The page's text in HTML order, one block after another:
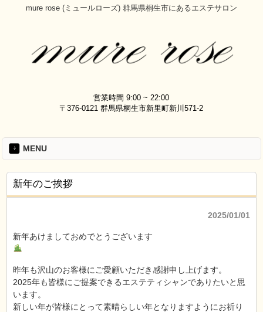
mure rose (ミュールローズ) 群馬県桐生市にあるエステサロン
営業時間 9:00 ~ 22:00
〒376-0121 群馬県桐生市新里町新川571-2
MENU
新年のご挨拶
2025/01/01
新年あけましておめでとうございます
昨年も沢山のお客様にご愛顧いただき感謝申し上げます。
2025年も皆様にご提案できるエステティシャンでありたいと思
います。
新しい年が皆様にとって素晴らしい年となりますようにお祈り